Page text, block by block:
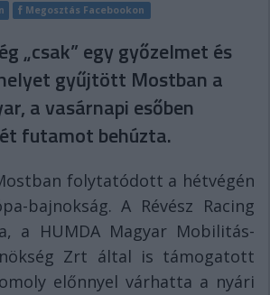
Megosztás Facebookon
„csak” egy győzelmet és
gyűjtött Mostban a
a vasárnapi esőben
futamot behúzta.
folytatódott a hétvégén
bajnokság. A Révész Racing
a HUMDA Magyar Mobilitás-
Zrt által is támogatott
előnnyel várhatta a nyári